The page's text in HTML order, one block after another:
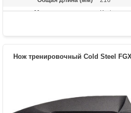
Материал рукоятки
Kraton
Нож тренировочный Cold Steel